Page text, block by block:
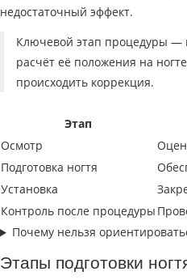
недостаточный эффект.
Ключевой этап процедуры —
расчёт её положения на
происходить коррекция.
Этап
Осмотр
Подготовка ногтя
Установка
Контроль после процедуры
Почему нельзя
Этапы подготовки